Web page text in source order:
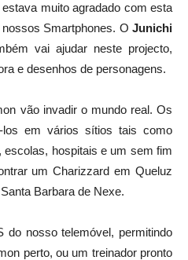
muito agradado com esta
nossos Smartphones. OJunichi
vai ajudar neste projecto,
e desenhos de personagens.
vão invadir o mundo real. Os
los em vários sítios tais como
hospitais e um sem fim
um Charizzard em Queluz
Barbara de Nexe.
do nosso telemóvel, permitindo
perto, ou um treinador pronto